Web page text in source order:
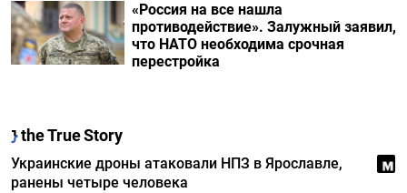
«Россия на все нашла
противодействие». Залужный заявил,
что НАТО необходима срочная
перестройка